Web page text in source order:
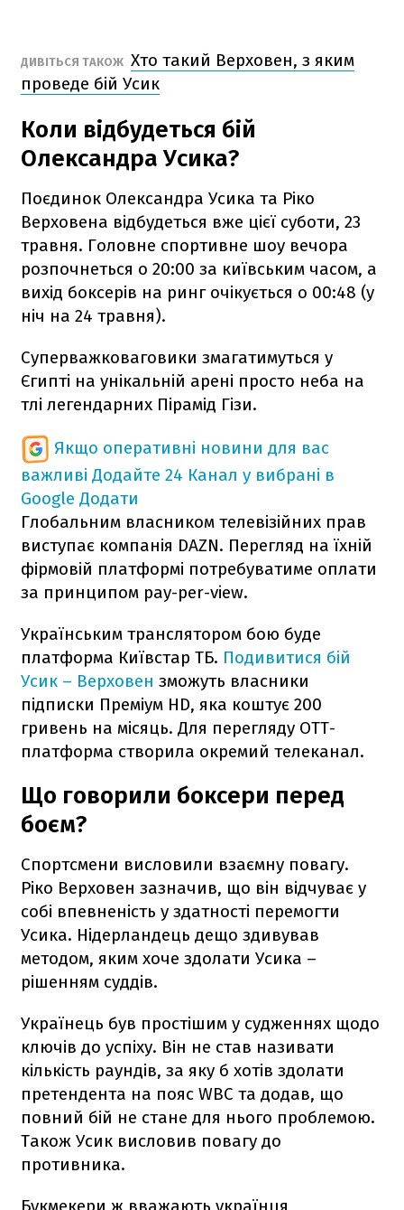
ДИВІТЬСЯ ТАКОЖ Хто такий Верховен, з яким
проведе бій Усик
Коли відбудеться бій
Олександра Усика?
Поєдинок Олександра Усика та Ріко
Верховена відбудеться вже цієї суботи, 23
травня. Головне спортивне шоу вечора
розпочнеться о 20:00 за київським часом, а
вихід боксерів на ринг очікується о 00:48 (у
ніч на 24 травня).
Суперважковаговики змагатимуться у
Єгипті на унікальній арені просто неба на
тлі легендарних Пірамід Гізи.
Якщо оперативні новини для вас
важливі Додайте 24 Канал у вибрані в
Google Додати
Глобальним власником телевізійних прав
виступає компанія DAZN. Перегляд на їхній
фірмовій платформі потребуватиме оплати
за принципом pay-per-view.
Українським транслятором бою буде
платформа Київстар ТБ. Подивитися бій
Усик – Верховен зможуть власники
підписки Преміум HD, яка коштує 200
гривень на місяць. Для перегляду ОТТ-
платформа створила окремий телеканал.
Що говорили боксери перед
боєм?
Спортсмени висловили взаємну повагу.
Ріко Верховен зазначив, що він відчуває у
собі впевненість у здатності перемогти
Усика. Нідерландець дещо здивував
методом, яким хоче здолати Усика –
рішенням суддів.
Українець був простішим у судженнях щодо
ключів до успіху. Він не став називати
кількість раундів, за яку б хотів здолати
претендента на пояс WBC та додав, що
повний бій не стане для нього проблемою.
Також Усик висловив повагу до
противника.
Букмекери ж вважають українця